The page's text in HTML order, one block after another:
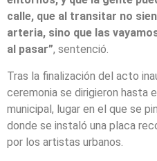
calle, que al transitar no
arteria, sino que las
al pasar”, sentenció.
Tras la finalización del acto
ceremonia se dirigieron hasta
municipal, lugar en el que se
donde se instaló una placa
por los artistas urbanos.